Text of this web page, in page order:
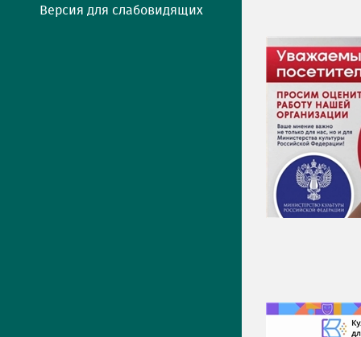
Версия для слабовидящих